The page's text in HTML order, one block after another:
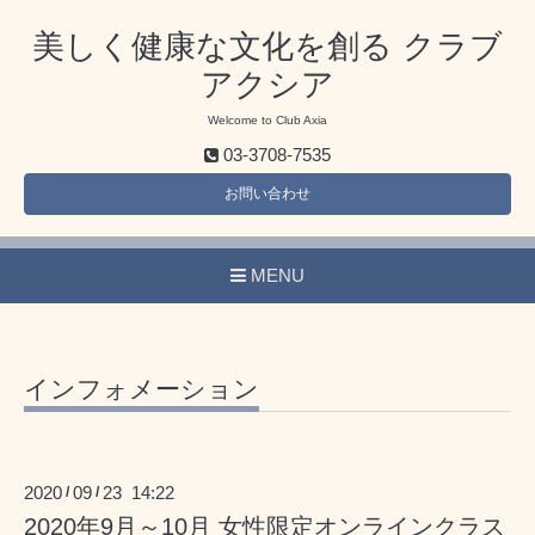
美しく健康な文化を創る クラブ
アクシア
Welcome to Club Axia
03-3708-7535
お問い合わせ
MENU
インフォメーション
2020 /09 / 23 14:22
2020年9月～10月 女性限定オンラインクラス